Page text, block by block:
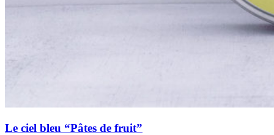
Le ciel bleu “Pâtes de fruit”